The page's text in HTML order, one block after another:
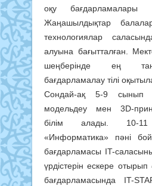
оқу бағдарламалары
Жаңашылдықтар
технологиялар
алуына бағытталған.
шеңберінде ең
бағдарламалау тілі
Сондай-ақ 5-9 сынып
модельдеу мен 3D-
білім алады. 10-11
«Информатика» пәні
бағдарламасы IT-
үрдістерін ескере отырып
бағдарламасында IT-